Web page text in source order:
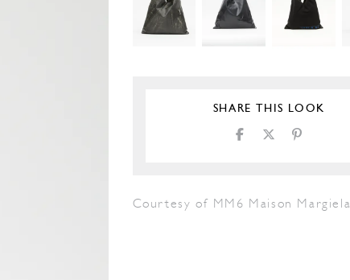
SHARE THIS LOOK
Courtesy of MM6 Maison Margiela